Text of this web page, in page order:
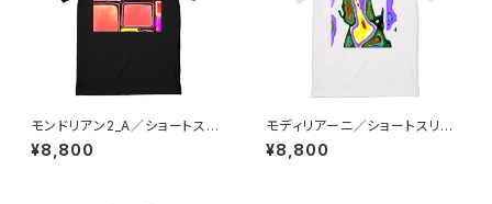
モンドリアン2_A／ショートスリ
ーブTシャツ／ブラック
¥8,800
モディリアーニ／ショートスリー
ブTシャツ／ホワイト
¥8,800